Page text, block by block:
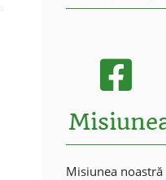
Misiunea